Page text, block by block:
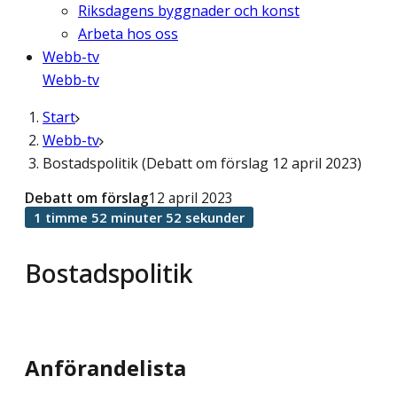
Riksdagens byggnader och konst
Arbeta hos oss
Webb-tv
Webb-tv
Start
Webb-tv
Bostadspolitik (Debatt om förslag 12 april 2023)
Bostadspolitik
Debatt om förslag12 april 2023
1 timme 52 minuter 52 sekunder
Anförandelista